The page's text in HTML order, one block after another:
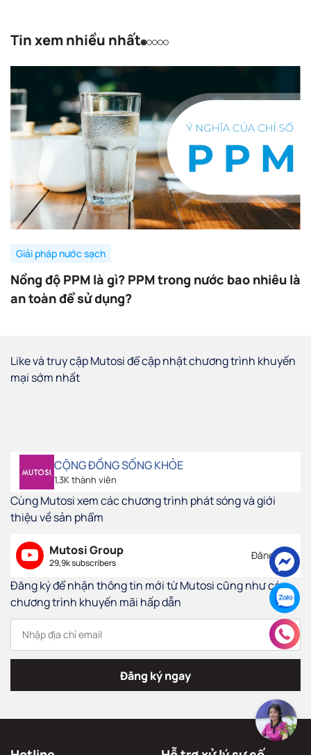
Tin xem nhiều nhất
Giải pháp nước sạch
Nồng độ PPM là gì? PPM trong nước bao nhiêu là
an toàn để sử dụng?
Like và truy cập Mutosi để cập nhật chương trình khuyến
mại sớm nhất
CỘNG ĐỒNG SỐNG KHỎE
1,3K thành viên
Cùng Mutosi xem các chương trình phát sóng và giới
thiệu về sản phẩm
Mutosi Group
29,9k subscribers
Đăng ký
Đăng ký để nhận thông tin mới từ Mutosi cũng như các
chương trình khuyến mãi hấp dẫn
Đăng ký ngay